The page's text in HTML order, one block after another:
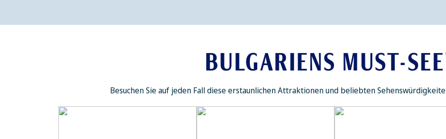
BULGARIENS MUST-
Besuchen Sie auf jeden Fall diese erstaunlichen Attraktionen und beliebten